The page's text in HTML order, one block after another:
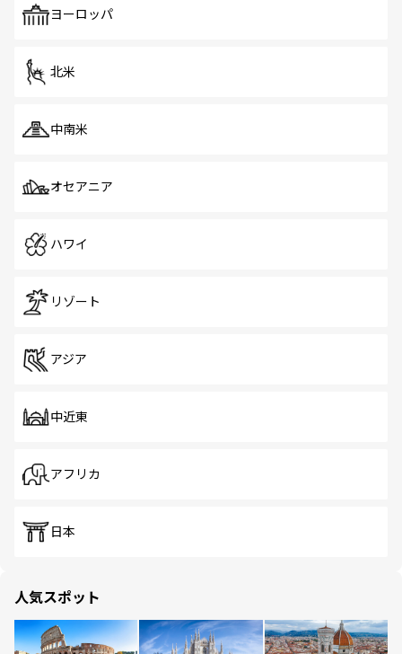
で、ホーカーズは地元の風情を楽しめる外せないスポット
ヨーロッパ
北米
中南米
オセアニア
ハワイ
リゾート
アジア
中近東
アフリカ
日本
人気スポット